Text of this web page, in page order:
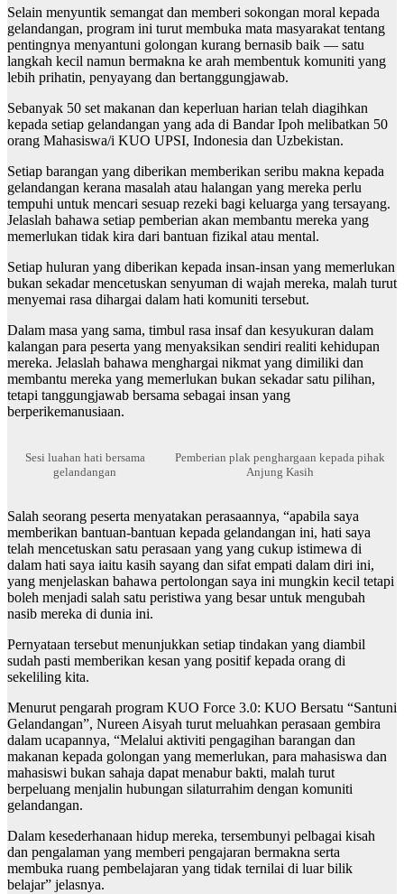
Selain menyuntik semangat dan memberi sokongan moral kepada
gelandangan, program ini turut membuka mata masyarakat tentang
pentingnya menyantuni golongan kurang bernasib baik — satu
langkah kecil namun bermakna ke arah membentuk komuniti yang
lebih prihatin, penyayang dan bertanggungjawab.
Sebanyak 50 set makanan dan keperluan harian telah diagihkan
kepada setiap gelandangan yang ada di Bandar Ipoh melibatkan 50
orang Mahasiswa/i KUO UPSI, Indonesia dan Uzbekistan.
Setiap barangan yang diberikan memberikan seribu makna kepada
gelandangan kerana masalah atau halangan yang mereka perlu
tempuhi untuk mencari sesuap rezeki bagi keluarga yang tersayang.
Jelaslah bahawa setiap pemberian akan membantu mereka yang
memerlukan tidak kira dari bantuan fizikal atau mental.
Setiap huluran yang diberikan kepada insan-insan yang memerlukan
bukan sekadar mencetuskan senyuman di wajah mereka, malah turut
menyemai rasa dihargai dalam hati komuniti tersebut.
Dalam masa yang sama, timbul rasa insaf dan kesyukuran dalam
kalangan para peserta yang menyaksikan sendiri realiti kehidupan
mereka. Jelaslah bahawa menghargai nikmat yang dimiliki dan
membantu mereka yang memerlukan bukan sekadar satu pilihan,
tetapi tanggungjawab bersama sebagai insan yang
berperikemanusiaan.
Sesi luahan hati bersama
gelandangan
Pemberian plak penghargaan kepada pihak
Anjung Kasih
Salah seorang peserta menyatakan perasaannya, “apabila saya
memberikan bantuan-bantuan kepada gelandangan ini, hati saya
telah mencetuskan satu perasaan yang yang cukup istimewa di
dalam hati saya iaitu kasih sayang dan sifat empati dalam diri ini,
yang menjelaskan bahawa pertolongan saya ini mungkin kecil tetapi
boleh menjadi salah satu peristiwa yang besar untuk mengubah
nasib mereka di dunia ini.
Pernyataan tersebut menunjukkan setiap tindakan yang diambil
sudah pasti memberikan kesan yang positif kepada orang di
sekeliling kita.
Menurut pengarah program KUO Force 3.0: KUO Bersatu “Santuni
Gelandangan”, Nureen Aisyah turut meluahkan perasaan gembira
dalam ucapannya, “Melalui aktiviti pengagihan barangan dan
makanan kepada golongan yang memerlukan, para mahasiswa dan
mahasiswi bukan sahaja dapat menabur bakti, malah turut
berpeluang menjalin hubungan silaturrahim dengan komuniti
gelandangan.
Dalam kesederhanaan hidup mereka, tersembunyi pelbagai kisah
dan pengalaman yang memberi pengajaran bermakna serta
membuka ruang pembelajaran yang tidak ternilai di luar bilik
belajar” jelasnya.